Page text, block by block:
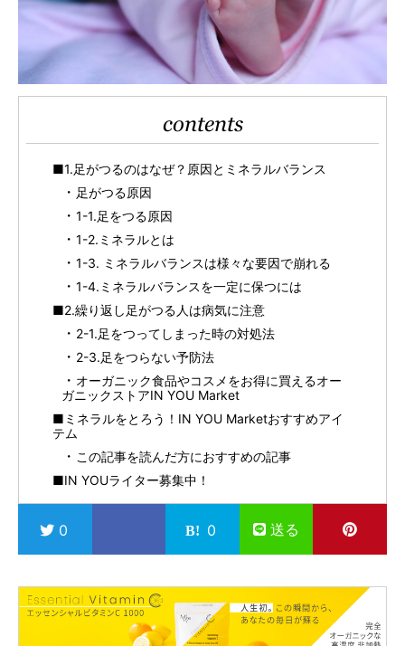
contents
■1.足がつるのはなぜ？原因とミネラルバランス
足がつる原因
1-1.足をつる原因
1-2.ミネラルとは
1-3. ミネラルバランスは様々な要因で崩れる
1-4.ミネラルバランスを一定に保つには
■2.繰り返し足がつる人は病気に注意
2-1.足をつってしまった時の対処法
2-3.足をつらない予防法
オーガニック食品やコスメをお得に買えるオー
ガニックストアIN YOU Market
■ミネラルをとろう！IN YOU Marketおすすめアイ
テム
この記事を読んだ方におすすめの記事
■IN YOUライター募集中！
0 0 送る